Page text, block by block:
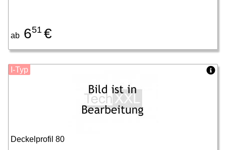
ab 651 €
Deckelprofil 80
I-Typ